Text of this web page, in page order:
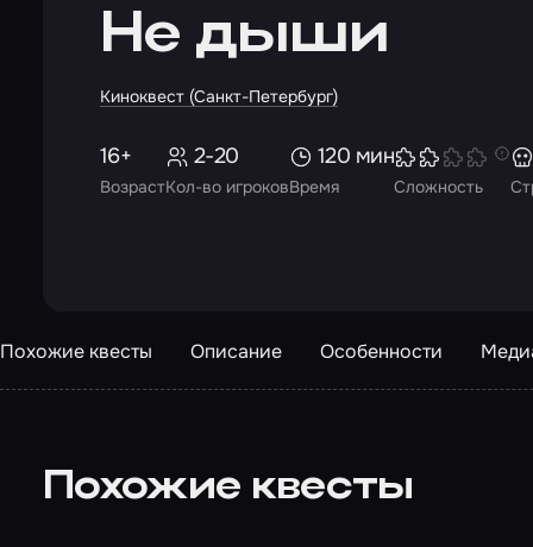
Не дыши
Киноквест (Санкт-Петербург)
Возраст
16+
Кол-во игроков
2-20
Время
120 мин
Сложность
Похожие квесты Описание Особенности
Похожие квесты